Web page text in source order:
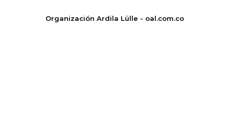
Organización Ardila Lülle - oal.com.co